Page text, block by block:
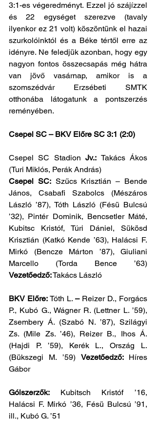
3:1-es végeredményt. Ezzel jó szájízzel
és 22 egységet szerezve (tavaly
ilyenkor ez 21 volt) köszöntünk el hazai
szurkolóinktól és a Béke tértől erre az
idényre. Ne feledjük azonban, hogy egy
nagyon fontos összecsapás még hátra
van jövő vasárnap, amikor is a
szomszédvár Erzsébeti SMTK
otthonába látogatunk a pontszerzés
reményében.
Csepel SC – BKV Előre SC 3:1 (2:0)
Csepel SC Stadion Jv.: Takács Ákos
(Turi Miklós, Perák András)
Csepel SC: Szűcs Krisztián – Bende
János, Csabafi Szabolcs (Mészáros
László ’87), Tóth László (Fésü Bulcsú
’32), Pintér Dominik, Bencsetler Máté,
Kubitsc Kristóf, Túri Dániel, Sükösd
Krisztián (Katkó Kende ’63), Halácsi F.
Mirkó (Bencze Márton ’87), Giuliani
Vezetőedző: Takács László
BKV Előre: Tóth L. – Reizer D., Forgács
P., Kubó G., Wágner R. (Lettner L. ’59),
Zsembery Á. (Szabó N. ’87), Szilágyi
Zs. (Mile Zs. ’46), Reizer B., Ihos Á.
(Hajdi P. ’59), Kerék L., Ország L.
(Bükszegi M. ’59) Vezetőedző: Híres
Gábor
Gólszerzők: Kubitsch Kristóf ’16,
Halácsi F. Mirkó ’36, Fésü Bulcsú ’91,
ill., Kubó G. ’51